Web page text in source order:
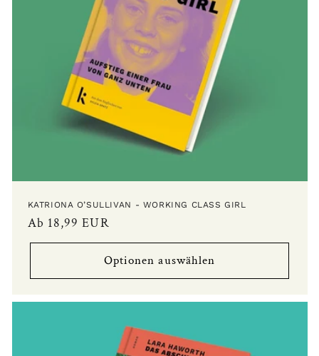
KATRIONA O’SULLIVAN - WORKING CLASS GIRL
Normaler
Preis
Ab 18,99 EUR
Optionen auswählen